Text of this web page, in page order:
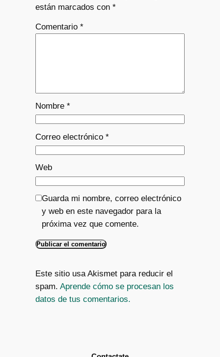
están marcados con *
Comentario *
Nombre *
Correo electrónico *
Web
Guarda mi nombre, correo electrónico
y web en este navegador para la
próxima vez que comente.
Este sitio usa Akismet para reducir el
spam. Aprende cómo se procesan los
datos de tus comentarios.